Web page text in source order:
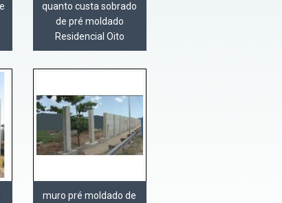
quanto custa sobrado
de pré moldado
Residencial Oito
muro pré moldado de